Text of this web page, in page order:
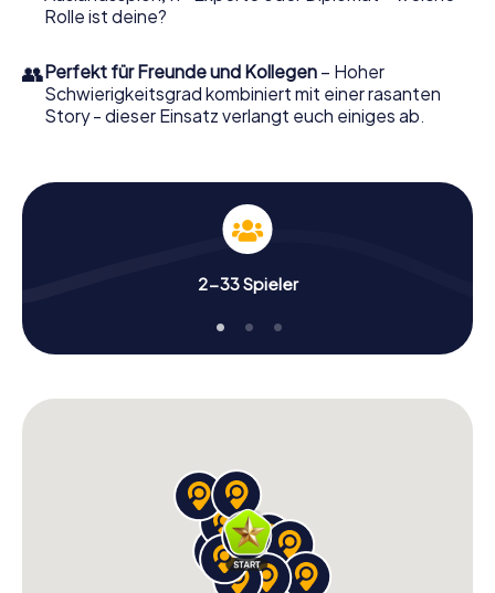
Rolle ist deine?
👥Perfekt für Freunde und Kollegen – Hoher
Schwierigkeitsgrad kombiniert mit einer rasanten
Story - dieser Einsatz verlangt euch einiges ab.
2-33 Spieler